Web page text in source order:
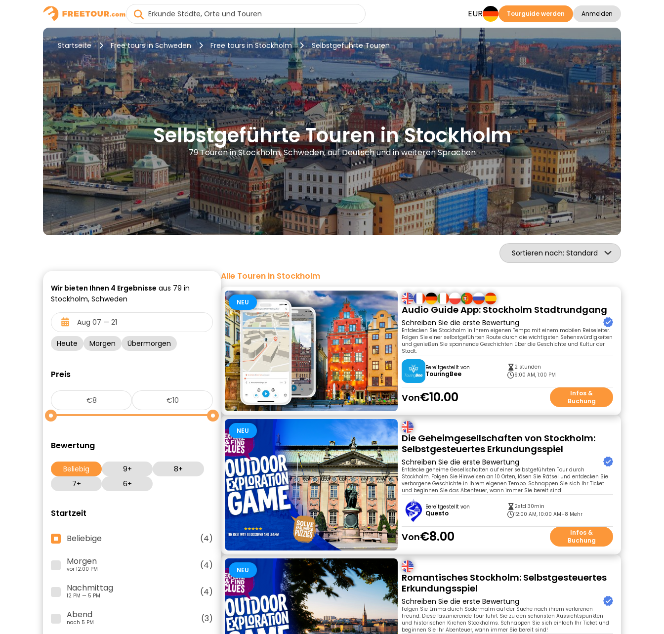
EUR Tourguide werden Anmelden
Startseite Free tours in Schweden Free tours in Stockholm Selbstgeführte Touren
Selbstgeführte Touren in Stockholm
79 Touren in Stockholm, Schweden, auf Deutsch und in weiteren Sprachen
Sortieren nach: Standard
Wir bieten Ihnen 4 Ergebnisse aus 79 in
Stockholm, Schweden
Heute Morgen Übermorgen
Preis
Bewertung
Beliebig 9+
8+
7+
6+
Startzeit
Beliebige
(4)
Morgen
vor 12:00 PM
(4)
Nachmittag
12 PM — 5 PM
(4)
Abend
nach 5 PM (3)
Alle Touren in Stockholm
NEU
Audio Guide App: Stockholm Stadtrundgang
Schreiben Sie die erste Bewertung
Entdecken Sie Stockholm in Ihrem eigenen Tempo mit einem mobilen Reiseleiter.
Folgen Sie einer selbstgeführten Route durch die wichtigsten Sehenswürdigkeiten
und genießen Sie spannende Geschichten über die Geschichte und Kultur der
Stadt.
Bereitgestellt von
TouringBee
2 stunden
9:00 AM, 1:00 PM
Von€10.00
Infos &
Buchung
NEU
Die Geheimgesellschaften von Stockholm:
Selbstgesteuertes Erkundungsspiel
Schreiben Sie die erste Bewertung
Entdecke geheime Gesellschaften auf einer selbstgeführten Tour durch
Stockholm. Folgen Sie Hinweisen an 10 Orten, lösen Sie Rätsel und entdecken Sie
verborgene Geschichte in Ihrem eigenen Tempo. Schnappen Sie sich Ihr Ticket
und beginnen Sie das Abenteuer, wann immer Sie bereit sind!
Bereitgestellt von
Questo
2std 30min
12:00 AM, 10:00 AM+8 Mehr
Von€8.00
Infos &
Buchung
NEU
Romantisches Stockholm: Selbstgesteuertes
Erkundungsspiel
Schreiben Sie die erste Bewertung
Folgen Sie Emma durch Södermalm auf der Suche nach ihrem verlorenen
Freund. Diese faszinierende Tour führt Sie zu den schönsten Aussichtspunkten
und historischen Kirchen Stockholms. Schnappen Sie sich einfach Ihr Ticket und
beginnen Sie Ihr Abenteuer, wann immer Sie bereit sind!